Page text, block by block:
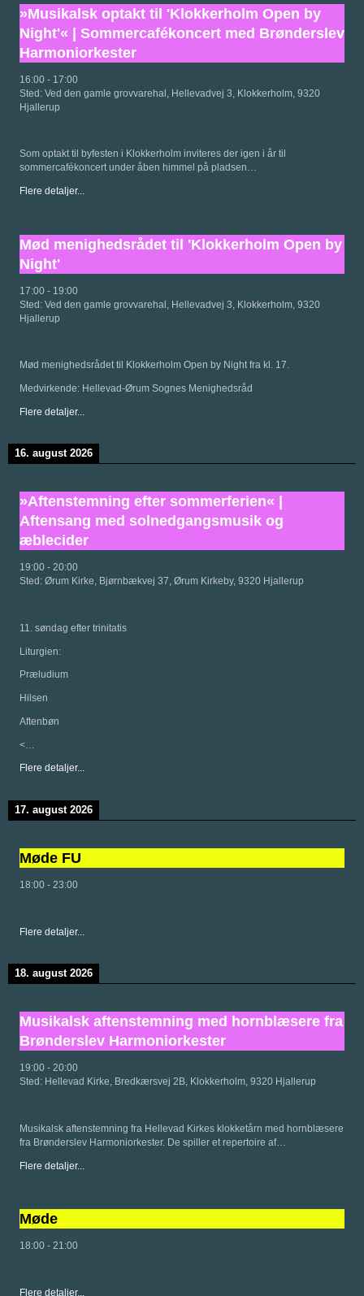
»Musikalsk optakt til 'Klokkerholm Open by
Night'« | Sommercafékoncert med Brønderslev
Harmoniorkester
16:00 - 17:00
Sted: Ved den gamle grovvarehal, Hellevadvej 3, Klokkerholm, 9320
Hjallerup
Som optakt til byfesten i Klokkerholm inviteres der igen i år til
sommercafékoncert under åben himmel på pladsen…
Flere detaljer...
Mød menighedsrådet til 'Klokkerholm Open by
Night'
17:00 - 19:00
Sted: Ved den gamle grovvarehal, Hellevadvej 3, Klokkerholm, 9320
Hjallerup
Mød menighedsrådet til Klokkerholm Open by Night fra kl. 17.
Medvirkende: Hellevad-Ørum Sognes Menighedsråd
Flere detaljer...
16. august 2026
»Aftenstemning efter sommerferien« |
Aftensang med solnedgangsmusik og
æblecider
19:00 - 20:00
Sted: Ørum Kirke, Bjørnbækvej 37, Ørum Kirkeby, 9320 Hjallerup
11. søndag efter trinitatis
Liturgien:
Præludium
Hilsen
Aftenbøn
<…
Flere detaljer...
17. august 2026
Møde FU
18:00 - 23:00
Flere detaljer...
18. august 2026
Musikalsk aftenstemning med hornblæsere fra
Brønderslev Harmoniorkester
19:00 - 20:00
Sted: Hellevad Kirke, Bredkærsvej 2B, Klokkerholm, 9320 Hjallerup
Musikalsk aftenstemning fra Hellevad Kirkes klokketårn med hornblæsere
fra Brønderslev Harmoniorkester. De spiller et repertoire af…
Flere detaljer...
Møde
18:00 - 21:00
Flere detaljer...